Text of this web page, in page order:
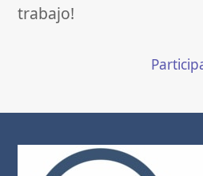
trabajo!